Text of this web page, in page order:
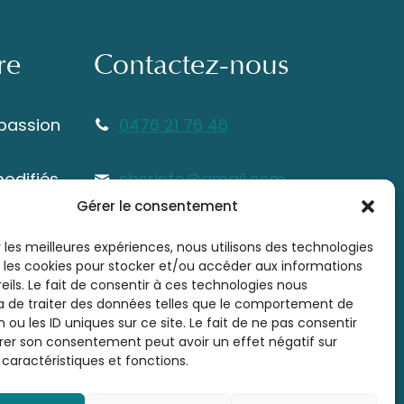
Gérer le consentement
meilleures expériences, nous utilisons des technologies
les cookies pour stocker et/ou accéder aux informations
Le fait de consentir à ces technologies nous
de traiter des données telles que le comportement de
ou les ID uniques sur ce site. Le fait de ne pas consentir
son consentement peut avoir un effet négatif sur
et fonctions.
vous
en
Contactez-nous
0476 21 76 46
sbsrinfo@gmail.com